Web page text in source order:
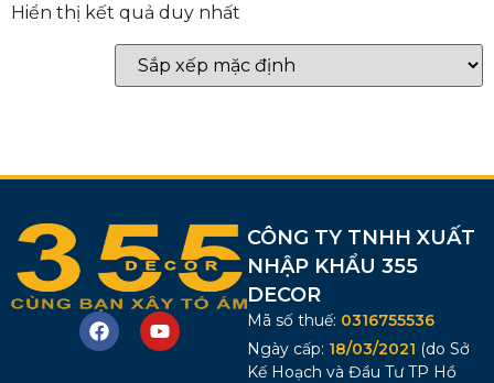
Hiển thị kết quả duy nhất
CÔNG TY TNHH XUẤT
NHẬP KHẨU 355
DECOR
Mã số thuế: 0316755536
Ngày cấp: 18/03/2021 (do Sở
Kế Hoạch và Đầu Tư TP Hồ